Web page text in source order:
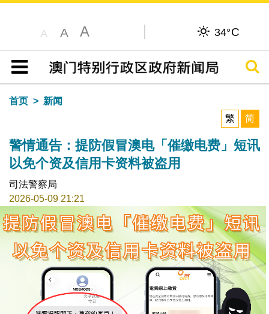
A A A 34°C
目录
搜寻
首页
新闻
繁
简
警情通告：提防假冒澳电「催缴电费」短讯
以免个资及信用卡资料被盗用
司法警察局
2026-05-09 21:21